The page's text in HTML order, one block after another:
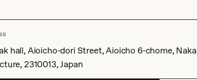
hall, Aioicho-dori Street, Aioicho 6-chome,
2310013, Japan